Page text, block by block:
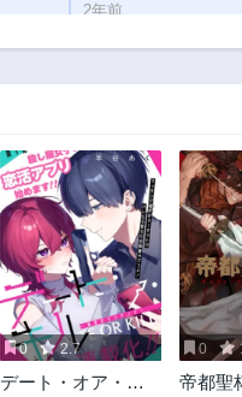
2年前
第42話
第34話
2年前
第29.5話
2年前
第24.5話
2年前
第19話
2年前
0 2.7
デート・オア・キ
0
帝都聖